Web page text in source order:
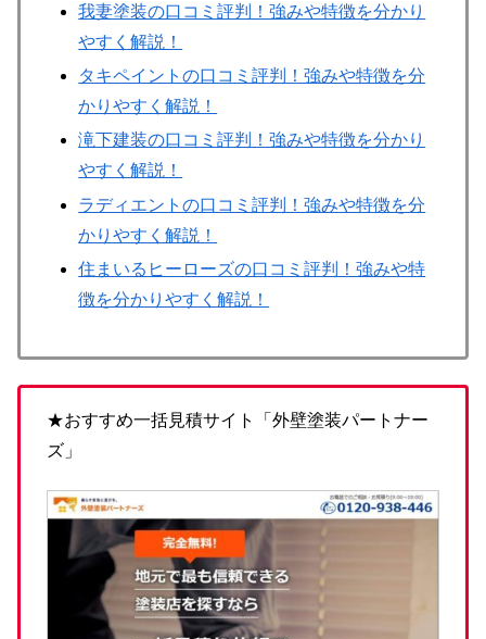
我妻塗装の口コミ評判！強みや特徴を分かり
やすく解説！
タキペイントの口コミ評判！強みや特徴を分
かりやすく解説！
滝下建装の口コミ評判！強みや特徴を分かり
やすく解説！
ラディエントの口コミ評判！強みや特徴を分
かりやすく解説！
住まいるヒーローズの口コミ評判！強みや特
徴を分かりやすく解説！
★おすすめ一括見積サイト「外壁塗装パートナー
ズ」